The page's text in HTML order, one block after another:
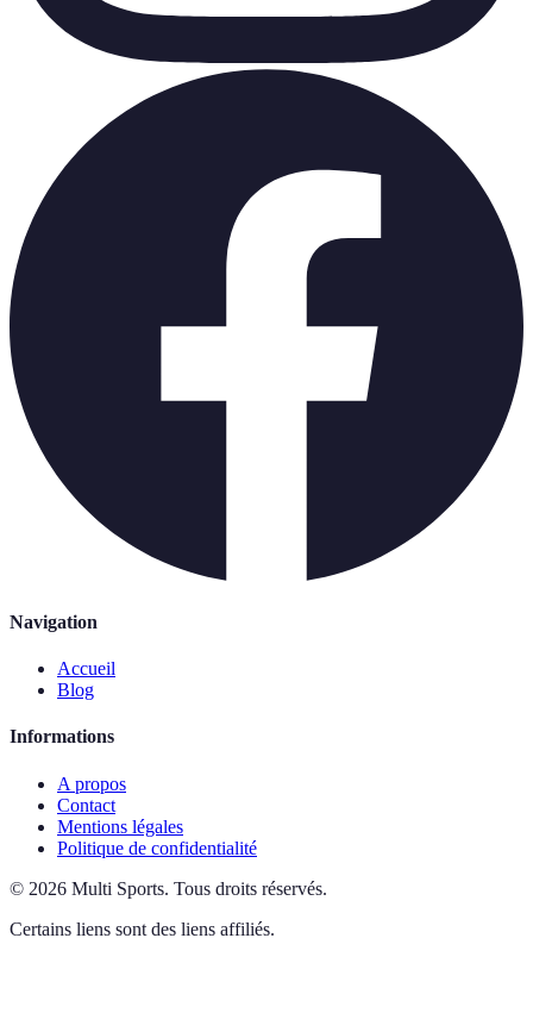
Navigation
Accueil
Blog
Informations
A propos
Contact
Mentions légales
Politique de confidentialité
© 2026 Multi Sports. Tous droits réservés.
Certains liens sont des liens affiliés.